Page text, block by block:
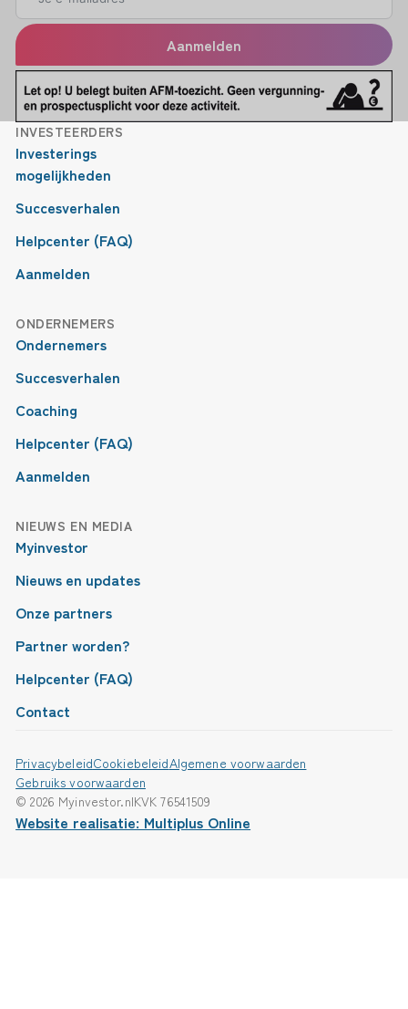
Aanmelden
INVESTEERDERS
Investerings
mogelijkheden
Succesverhalen
Helpcenter (FAQ)
Aanmelden
ONDERNEMERS
Ondernemers
Succesverhalen
Coaching
Helpcenter (FAQ)
Aanmelden
NIEUWS EN MEDIA
Myinvestor
Nieuws en updates
Onze partners
Partner worden?
Helpcenter (FAQ)
Contact
© 2026 Myinvestor.nlKVK 76541509
PrivacybeleidCookiebeleidAlgemene voorwaarden
Gebruiks voorwaarden
Website realisatie: Multiplus Online